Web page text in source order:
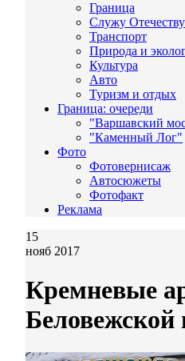
Граница
Служу Отечеству
Транспорт
Природа и
Культура
Авто
Туризм и отдых
Граница: очереди
"Варшавский
"Каменный Лог"
Фото
Фотовернисаж
Автосюжеты
Фотофакт
Реклама
15
нояб 2017
Кремневые
Беловежской